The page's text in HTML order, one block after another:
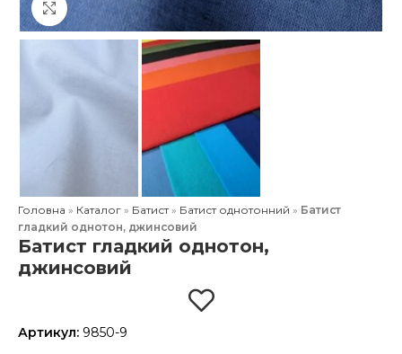
Клацніть, щоб збільшити
Головна » Каталог » Батист» Батист однотонний » Батист
гладкий однотон, джинсовий
Батист гладкий однотон,
джинсовий
Артикул: 9850-9